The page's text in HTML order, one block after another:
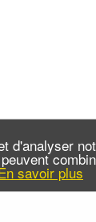
savoir plus